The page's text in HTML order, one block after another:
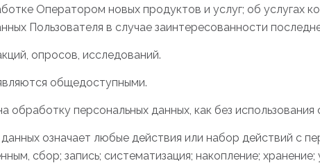
Оператором новых продуктов и услуг; об услугах
Пользователя в случае заинтересованности
опросов, исследований.
общедоступными.
обработку персональных данных, как без
означает любые действия или набор действий с
сбор; запись; систематизация; накопление;